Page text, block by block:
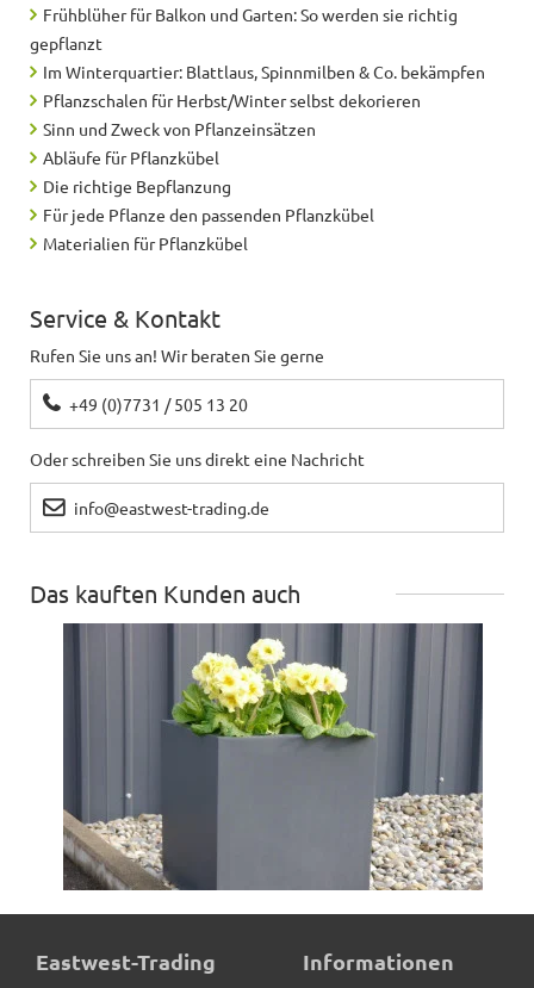
Frühblüher für Balkon und Garten: So werden sie richtig
gepflanzt
Im Winterquartier: Blattlaus, Spinnmilben & Co. bekämpfen
Pflanzschalen für Herbst/Winter selbst dekorieren
Sinn und Zweck von Pflanzeinsätzen
Abläufe für Pflanzkübel
Die richtige Bepflanzung
Für jede Pflanze den passenden Pflanzkübel
Materialien für Pflanzkübel
Service & Kontakt
Rufen Sie uns an! Wir beraten Sie gerne
+49 (0)7731 / 505 13 20
Oder schreiben Sie uns direkt eine Nachricht
info@eastwest-trading.de
Das kauften Kunden auch
Pflanzkübel der BUNDESGARTENSCHAU, Fiberglas
Eastwest-Trading Informationen